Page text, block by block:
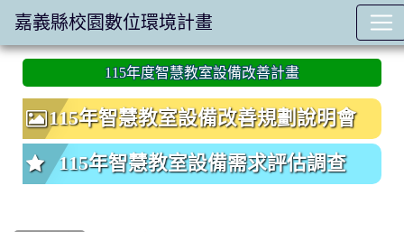
:::
115年度智慧教室設備改善計畫
115年智慧教室設備改善規劃說明會
115年智慧教室設備需求評估調查
嘉義縣校園數位環境計畫